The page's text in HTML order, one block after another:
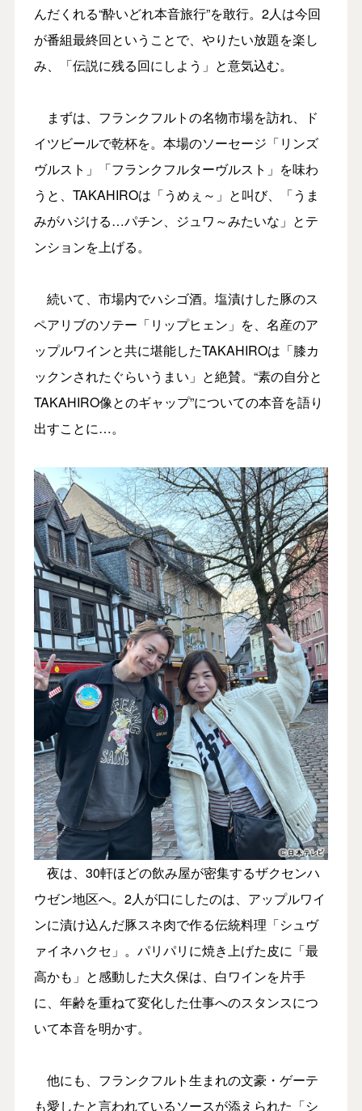
んだくれる“酔いどれ本音旅行”を敢行。2人は今回
が番組最終回ということで、やりたい放題を楽し
み、「伝説に残る回にしよう」と意気込む。
まずは、フランクフルトの名物市場を訪れ、ド
イツビールで乾杯を。本場のソーセージ「リンズ
ヴルスト」「フランクフルターヴルスト」を味わ
うと、TAKAHIROは「うめぇ～」と叫び、「うま
みがハジける…パチン、ジュワ～みたいな」とテ
ンションを上げる。
続いて、市場内でハシゴ酒。塩漬けした豚のス
ペアリブのソテー「リップヒェン」を、名産のア
ップルワインと共に堪能したTAKAHIROは「膝カ
ックンされたぐらいうまい」と絶賛。“素の自分と
TAKAHIRO像とのギャップ”についての本音を語り
出すことに…。
夜は、30軒ほどの飲み屋が密集するザクセンハ
ウゼン地区へ。2人が口にしたのは、アップルワイ
ンに漬け込んだ豚スネ肉で作る伝統料理「シュヴ
ァイネハクセ」。パリパリに焼き上げた皮に「最
高かも」と感動した大久保は、白ワインを片手
に、年齢を重ねて変化した仕事へのスタンスにつ
いて本音を明かす。
他にも、フランクフルト生まれの文豪・ゲーテ
も愛したと言われているソースが添えられた「シ